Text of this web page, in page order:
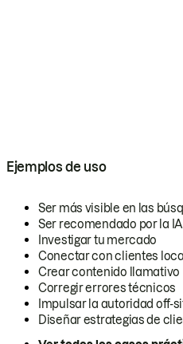
Ejemplos de uso
Ser más visible en las
Ser recomendado por la IA
Investigar tu mercado
Conectar con clientes
Crear contenido llamativo
Corregir errores técnicos
Impulsar la autoridad off-
Diseñar estrategias de